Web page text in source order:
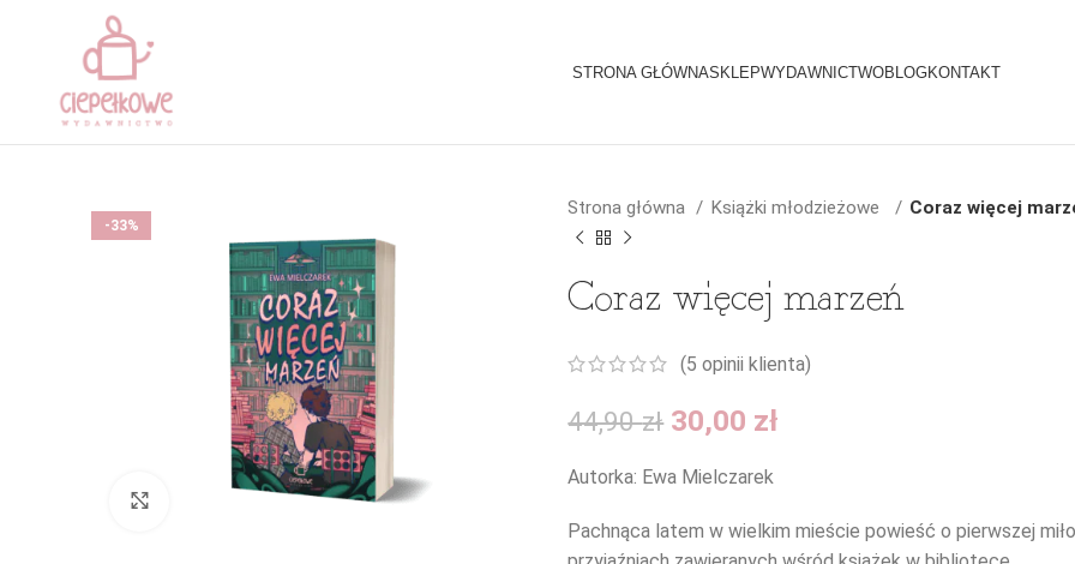
STRONA GŁÓWNASKLEPWYDAWNICTWOBLOGKONTAKT
-33%
Kliknij aby powiększyć
Strona główna Książki młodzieżowe Coraz więcej
Coraz więcej marzeń
(5 opinii klienta)
44,90zł Pierwotna
wynosiła:
44,90 zł.
30,00 zł
30,00 zł.
Autorka: Ewa Mielczarek
Pachnąca latem w wielkim mieście powieść o pierwszej